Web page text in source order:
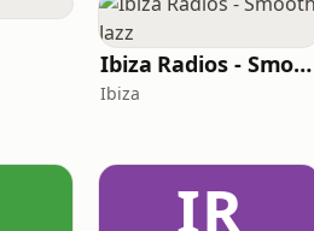
Ibiza Radios - Smooth Jazz
Ibiza
IR